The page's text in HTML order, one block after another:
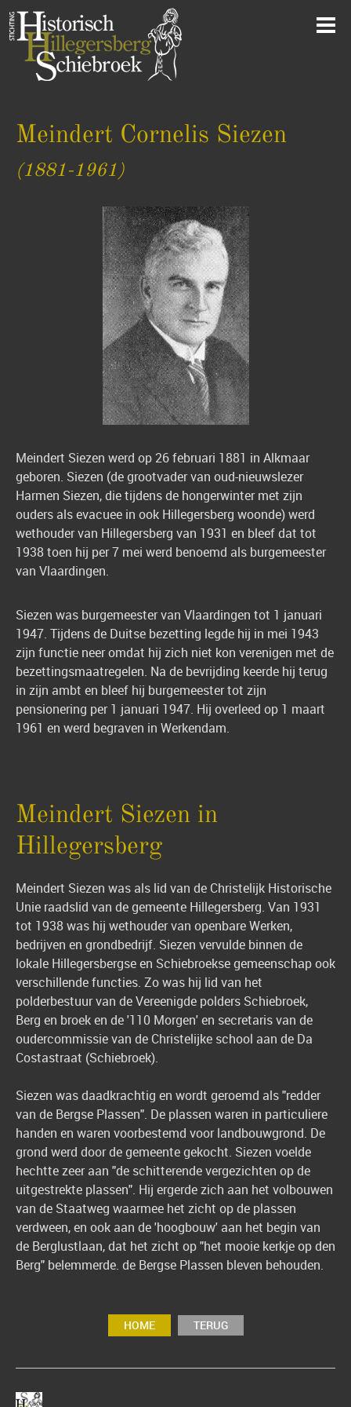
Meindert Cornelis Siezen
(1881-1961)
Meindert Siezen werd op 26 februari 1881 in Alkmaar
geboren. Siezen (de grootvader van oud-nieuwslezer
Harmen Siezen, die tijdens de hongerwinter met zijn
ouders als evacuee in ook Hillegersberg woonde) werd
wethouder van Hillegersberg van 1931 en bleef dat tot
1938 toen hij per 7 mei werd benoemd als burgemeester
van Vlaardingen.
Siezen was burgemeester van Vlaardingen tot 1 januari
1947. Tijdens de Duitse bezetting legde hij in mei 1943
zijn functie neer omdat hij zich niet kon verenigen met de
bezettingsmaatregelen. Na de bevrijding keerde hij terug
in zijn ambt en bleef hij burgemeester tot zijn
pensionering per 1 januari 1947. Hij overleed op 1 maart
1961 en werd begraven in Werkendam.
Meindert Siezen in
Hillegersberg
Meindert Siezen was als lid van de Christelijk Historische
Unie raadslid van de gemeente Hillegersberg. Van 1931
tot 1938 was hij wethouder van openbare Werken,
bedrijven en grondbedrijf. Siezen vervulde binnen de
lokale Hillegersbergse en Schiebroekse gemeenschap ook
verschillende functies. Zo was hij lid van het
polderbestuur van de Vereenigde polders Schiebroek,
Berg en broek en de '110 Morgen' en secretaris van de
oudercommissie van de Christelijke school aan de Da
Costastraat (Schiebroek).
Siezen was daadkrachtig en wordt geroemd als "redder
van de Bergse Plassen". De plassen waren in particuliere
handen en waren voorbestemd voor landbouwgrond. De
grond werd door de gemeente gekocht. Siezen voelde
hechtte zeer aan "de schitterende vergezichten op de
uitgestrekte plassen". Hij ergerde zich aan het volbouwen
van de Staatweg waarmee het zicht op de plassen
verdween, en ook aan de 'hoogbouw' aan het begin van
de Berglustlaan, dat het zicht op "het mooie kerkje op den
Berg" belemmerde. de Bergse Plassen bleven behouden.
HOME TERUG